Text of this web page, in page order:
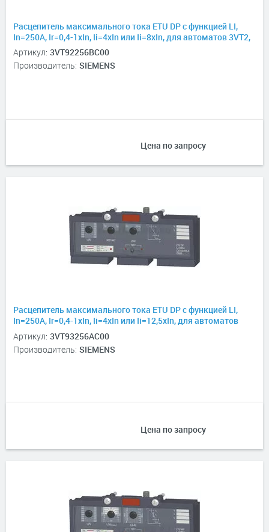
Расцепитель максимального тока ETU DP с функцией LI,
In=250А, Ir=0,4-1хIn, Ii=4xIn или Ii=8xIn, для автоматов 3VT2,
4P
Артикул: 3VT92256BC00
Производитель: SIEMENS
Цена по запросу
Расцепитель максимального тока ETU DP с функцией LI,
In=250А, Ir=0,4-1хIn, Ii=4xIn или Ii=12,5xIn, для автоматов
3VT3, 3P, 3P+N
Артикул: 3VT93256AC00
Производитель: SIEMENS
Цена по запросу